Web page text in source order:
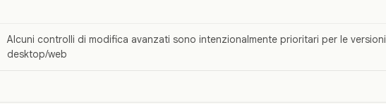
Alcuni controlli di modifica avanzati sono intenzionalmente prioritari per le versioni
desktop/web